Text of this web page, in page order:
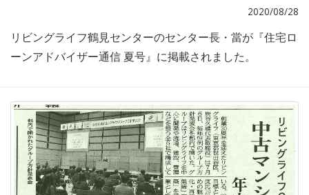
2020/08/28
リビングライフ鶴見センターのセンター長・當が『住宅ロ
ーンアドバイザー通信 夏号』に掲載されました。